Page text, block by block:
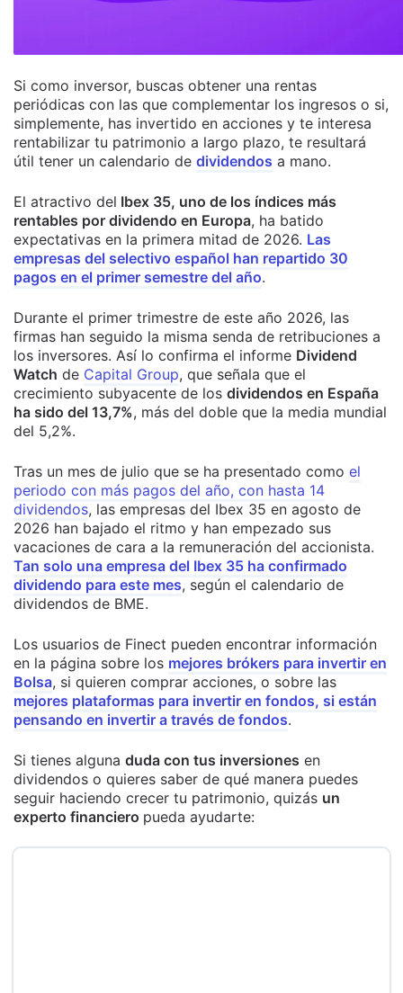
Si como inversor, buscas obtener una rentas
periódicas con las que complementar los ingresos o si,
simplemente, has invertido en acciones y te interesa
rentabilizar tu patrimonio a largo plazo, te resultará
útil tener un calendario de dividendos a mano.
El atractivo del Ibex 35, uno de los índices más
rentables por dividendo en Europa, ha batido
expectativas en la primera mitad de 2026. Las
empresas del selectivo español han repartido 30
pagos en el primer semestre del año.
Durante el primer trimestre de este año 2026, las
firmas han seguido la misma senda de retribuciones a
los inversores. Así lo confirma el informe Dividend
Watch de Capital Group, que señala que el
crecimiento subyacente de los dividendos en España
ha sido del 13,7%, más del doble que la media mundial
del 5,2%.
Tras un mes de julio que se ha presentado como el
periodo con más pagos del año, con hasta 14
dividendos, las empresas del Ibex 35 en agosto de
2026 han bajado el ritmo y han empezado sus
vacaciones de cara a la remuneración del accionista.
Tan solo una empresa del Ibex 35 ha confirmado
dividendo para este mes, según el calendario de
dividendos de BME.
Los usuarios de Finect pueden encontrar información
en la página sobre los mejores brókers para invertir en
Bolsa, si quieren comprar acciones, o sobre las
mejores plataformas para invertir en fondos, si están
pensando en invertir a través de fondos.
Si tienes alguna duda con tus inversiones en
dividendos o quieres saber de qué manera puedes
seguir haciendo crecer tu patrimonio, quizás un
experto financiero pueda ayudarte: